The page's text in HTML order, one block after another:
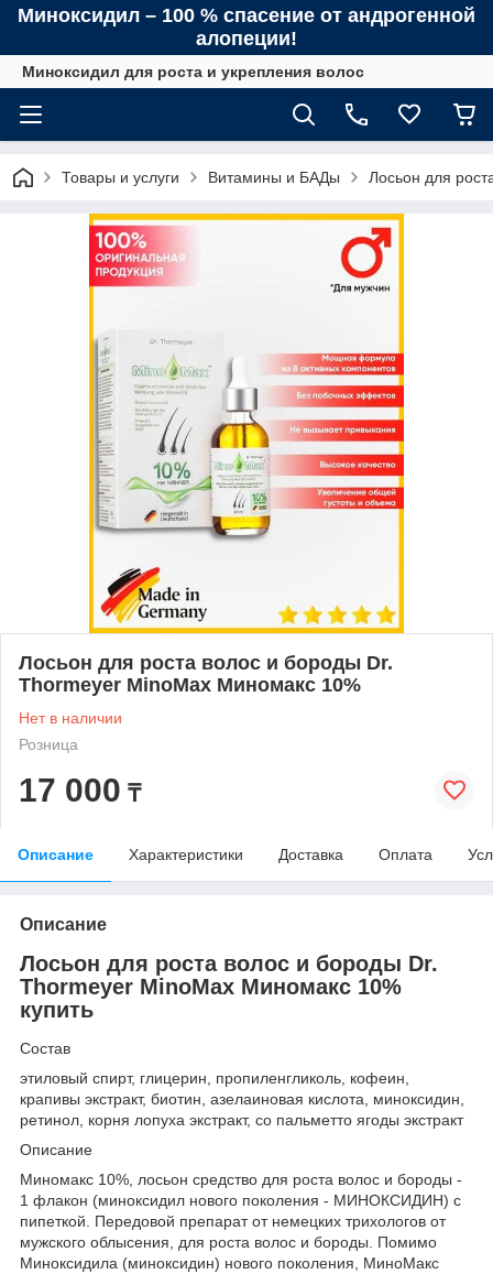
Миноксидил – 100 % спасение от андрогенной
алопеции!
Миноксидил для роста и укрепления волос
Товары и услуги Витамины и БАДы Лосьон для
Лосьон для роста волос и бороды Dr.
Thormeyer MinoMax Миномакс 10%
Нет в наличии
Розница
17 000 ₸
Описание Характеристики Доставка Оплата
Описание
Лосьон для роста волос и бороды Dr.
Thormeyer MinoMax Миномакс 10%
купить
Состав
этиловый спирт, глицерин, пропиленгликоль, кофеин,
крапивы экстракт, биотин, азелаиновая кислота, миноксидин,
ретинол, корня лопуха экстракт, со пальметто ягоды экстракт
Описание
Миномакс 10%, лосьон средство для роста волос и бороды -
1 флакон (миноксидил нового поколения - МИНОКСИДИН) с
пипеткой. Передовой препарат от немецких трихологов от
мужского облысения, для роста волос и бороды. Помимо
Миноксидила (миноксидин) нового поколения, МиноМакс